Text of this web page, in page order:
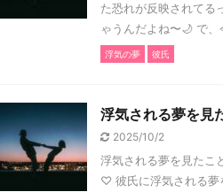
た恐れが反映されてる
ゃうんだよね〜🌙 で、
浮気の夢 彼氏
浮気される夢を見
2025/10/2
浮気される夢を見たこ
♡ 彼氏に浮気される夢